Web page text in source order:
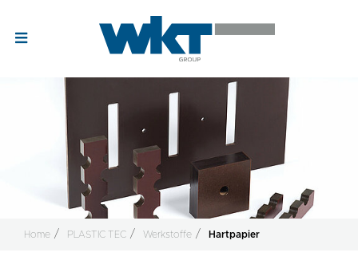
Home PLASTIC TEC Werkstoffe Hartpapier